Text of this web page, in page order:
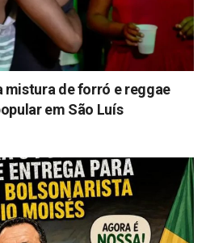
mistura de forró e reggae
em São Luís